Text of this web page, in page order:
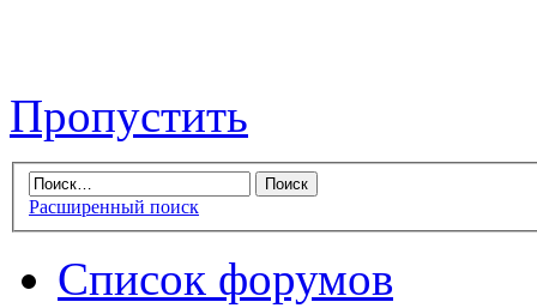
Пропустить
Расширенный поиск
Список форумов